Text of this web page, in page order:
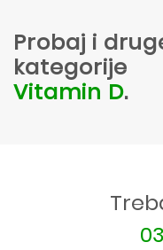
Probaj i
kategorije
Vitamin D.